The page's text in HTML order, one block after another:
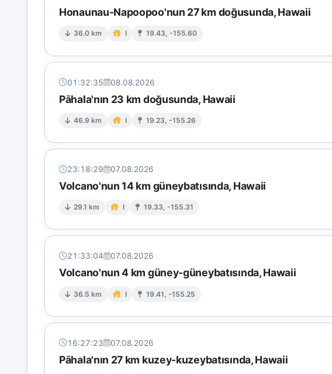
Honaunau-Napoopoo'nun 27 km doğusunda, Hawaii
36.0 km I 19.43, -155.60
01:32:35 08.08.2026
Pāhala'nın 23 km doğusunda, Hawaii
46.9 km I 19.23, -155.26
23:18:29 07.08.2026
Volcano'nun 14 km güneybatısında, Hawaii
29.1 km I 19.33, -155.31
21:33:04 07.08.2026
Volcano'nun 4 km güney-güneybatısında, Hawaii
36.5 km I 19.41, -155.25
16:27:23 07.08.2026
Pāhala'nın 27 km kuzey-kuzeybatısında, Hawaii